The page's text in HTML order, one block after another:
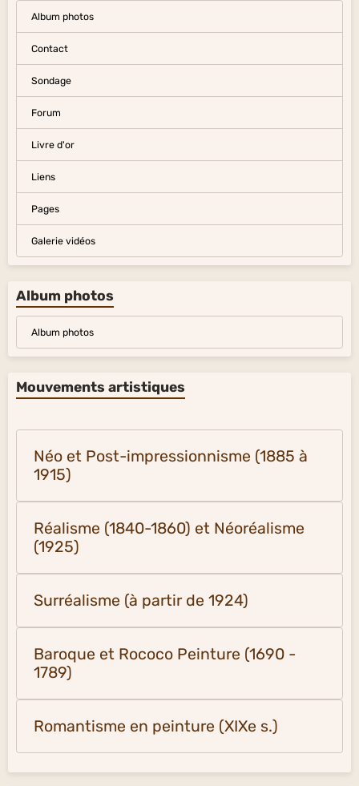
Album photos
Contact
Sondage
Forum
Livre d'or
Liens
Pages
Galerie vidéos
Album photos
Album photos
Mouvements artistiques
Néo et Post-impressionnisme (1885 à
1915)
Réalisme (1840-1860) et Néoréalisme
(1925)
Surréalisme (à partir de 1924)
Baroque et Rococo Peinture (1690 -
1789)
Romantisme en peinture (XIXe s.)